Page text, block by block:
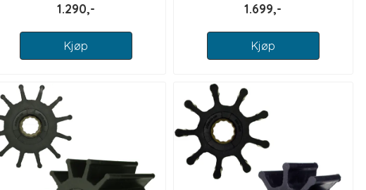
1.290,-
Kjøp
1.699,-
Kjøp